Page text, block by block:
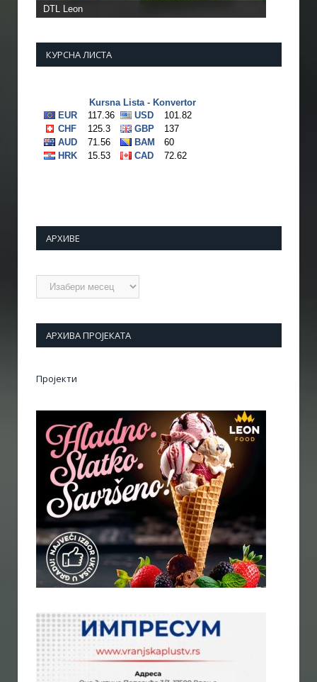
DTL Leon
КУРСНА ЛИСТА
АРХИВЕ
Архиве
АРХИВА ПРОЈЕКАТА
Пројекти